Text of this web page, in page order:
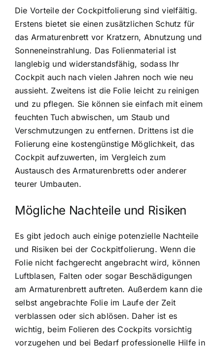
Die Vorteile der Cockpitfolierung sind vielfältig.
Erstens bietet sie einen zusätzlichen Schutz für
das Armaturenbrett vor Kratzern, Abnutzung und
Sonneneinstrahlung. Das Folienmaterial ist
langlebig und widerstandsfähig, sodass Ihr
Cockpit auch nach vielen Jahren noch wie neu
aussieht. Zweitens ist die Folie leicht zu reinigen
und zu pflegen. Sie können sie einfach mit einem
feuchten Tuch abwischen, um Staub und
Verschmutzungen zu entfernen. Drittens ist die
Folierung eine kostengünstige Möglichkeit, das
Cockpit aufzuwerten, im Vergleich zum
Austausch des Armaturenbretts oder anderer
teurer Umbauten.
Mögliche Nachteile und Risiken
Es gibt jedoch auch einige potenzielle Nachteile
und Risiken bei der Cockpitfolierung. Wenn die
Folie nicht fachgerecht angebracht wird, können
Luftblasen, Falten oder sogar Beschädigungen
am Armaturenbrett auftreten. Außerdem kann die
selbst angebrachte Folie im Laufe der Zeit
verblassen oder sich ablösen. Daher ist es
wichtig, beim Folieren des Cockpits vorsichtig
vorzugehen und bei Bedarf professionelle Hilfe in